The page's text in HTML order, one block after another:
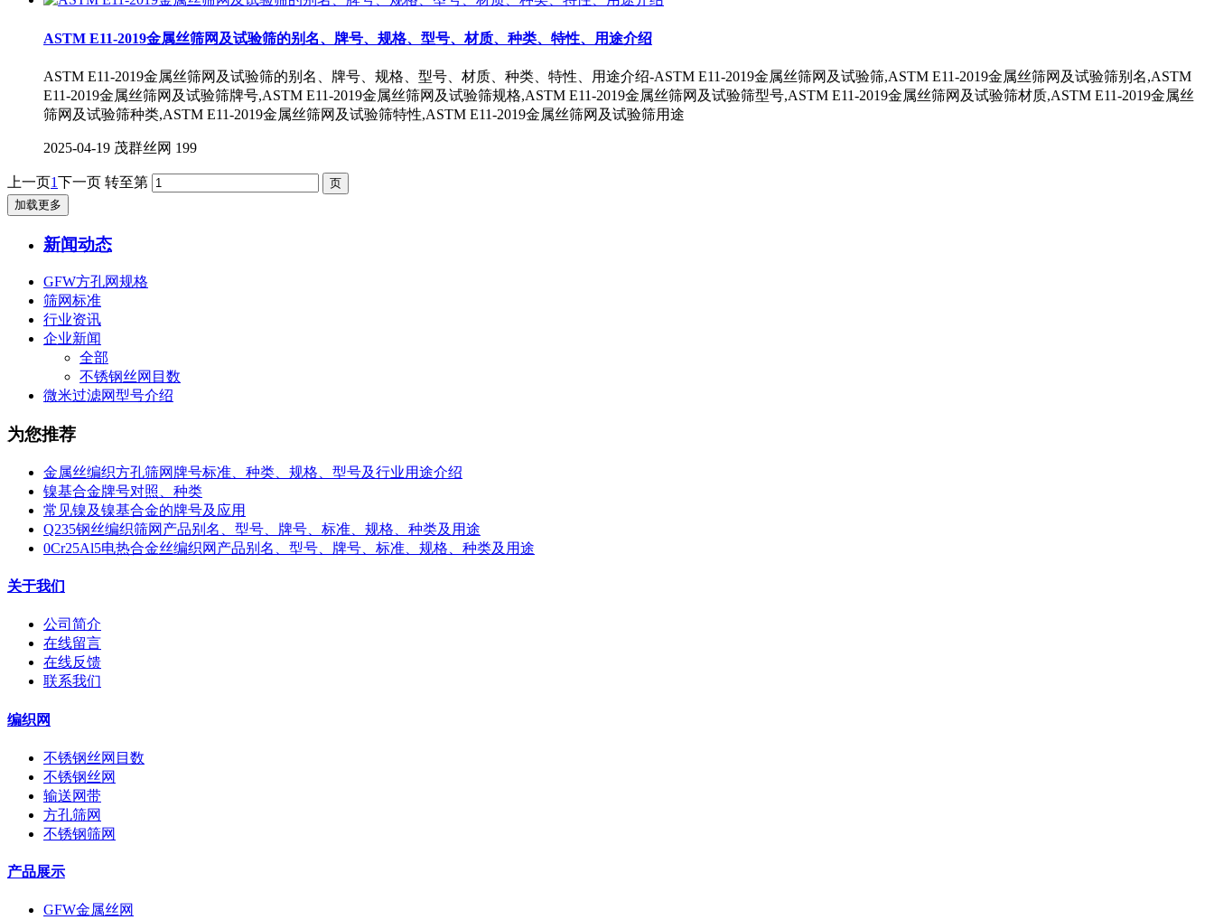
ASTM E11-2019金属丝筛网及试验筛的别名、牌号、规格、型号、材质、种类、特性、用途介绍
ASTM E11-2019金属丝筛网及试验筛的别名、牌号、规格、型号、材质、种类、特性、用途介绍-ASTM E11-2019金属丝筛网及试验筛,ASTM E11-2019金属丝筛网及试验筛别名,ASTM
E11-2019金属丝筛网及试验筛牌号,ASTM E11-2019金属丝筛网及试验筛规格,ASTM E11-2019金属丝筛网及试验筛型号,ASTM E11-2019金属丝筛网及试验筛材质,ASTM E11-2019金属丝
筛网及试验筛种类,ASTM E11-2019金属丝筛网及试验筛特性,ASTM E11-2019金属丝筛网及试验筛用途
2025-04-19 茂群丝网 199
上一页1下一页 转至第
加载更多
新闻动态
GFW方孔网规格
筛网标准
行业资讯
企业新闻
全部
不锈钢丝网目数
微米过滤网型号介绍
为您推荐
金属丝编织方孔筛网牌号标准、种类、规格、型号及行业用途介绍
镍基合金牌号对照、种类
常见镍及镍基合金的牌号及应用
Q235钢丝编织筛网产品别名、型号、牌号、标准、规格、种类及用途
0Cr25Al5电热合金丝编织网产品别名、型号、牌号、标准、规格、种类及用途
关于我们
公司简介
在线留言
在线反馈
联系我们
编织网
不锈钢丝网目数
不锈钢丝网
输送网带
方孔筛网
不锈钢筛网
产品展示
GFW金属丝网